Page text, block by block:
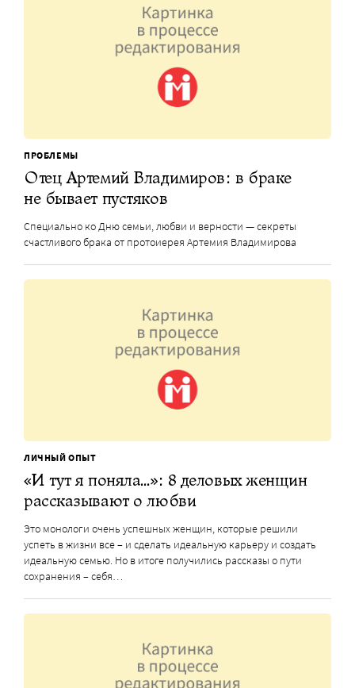
ПРОБЛЕМЫ
Отец Артемий Владимиров: в браке
не бывает пустяков
Специально ко Дню семьи, любви и верности — секреты
счастливого брака от протоиерея Артемия Владимирова
ЛИЧНЫЙ ОПЫТ
«И тут я поняла…»: 8 деловых женщин
рассказывают о любви
Это монологи очень успешных женщин, которые решили
успеть в жизни все – и сделать идеальную карьеру и создать
идеальную семью. Но в итоге получились рассказы о пути
сохранения – себя…